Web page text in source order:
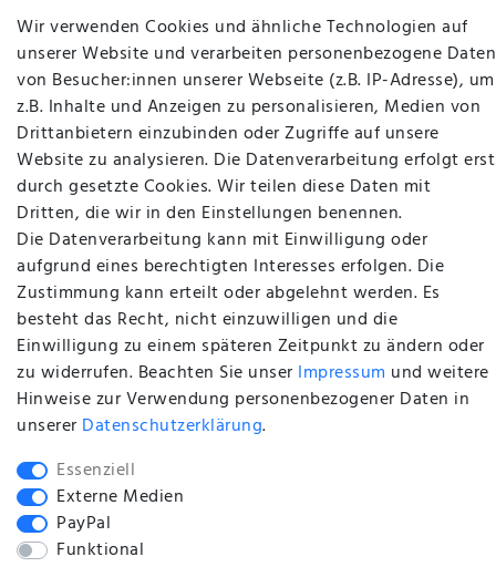
INFORMATIONEN
AGB
Widerrufsrecht
Datenschutzerklärung
Impressum
Händler Anfragen
Vertrag widerrufen
ZAHLUNG & VERSAND
Versandangaben
Wir verwenden Cookies und ähnliche Technologien auf
unserer Website und verarbeiten personenbezogene Daten
von Besucher:innen unserer Webseite (z.B. IP-Adresse), um
z.B. Inhalte und Anzeigen zu personalisieren, Medien von
Drittanbietern einzubinden oder Zugriffe auf unsere
Website zu analysieren. Die Datenverarbeitung erfolgt erst
durch gesetzte Cookies. Wir teilen diese Daten mit
Dritten, die wir in den Einstellungen benennen.
Die Datenverarbeitung kann mit Einwilligung oder
aufgrund eines berechtigten Interesses erfolgen. Die
Zustimmung kann erteilt oder abgelehnt werden. Es
besteht das Recht, nicht einzuwilligen und die
Einwilligung zu einem späteren Zeitpunkt zu ändern oder
zu widerrufen. Beachten Sie unser Impressum und weitere
Hinweise zur Verwendung personenbezogener Daten in
unserer Daten­schutz­erklärung.
Essenziell
Externe Medien
PayPal
Funktional